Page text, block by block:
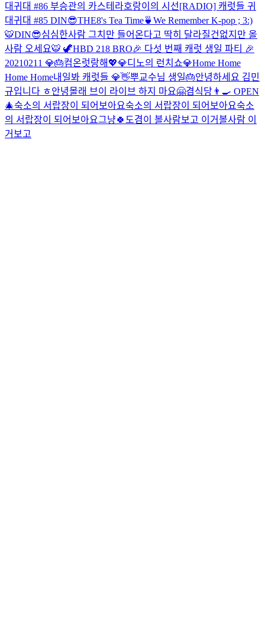
대귀대 #86 부승관의 카스테라호랑이의 시선[RADIO] 캐럿들 귀
대귀대 #85 DIN😎THE8's Tea Time🍵 We Remember K-pop ; 3:)
🐯DIN😎심심한사람 그치만 들어온다고 딱히 달라질건없지만 올
사람 오세요🐯 🦖HBD 218 BRO🎉 다섯 번째 캐럿 생일 파티 🎉
20210211 💎🎂컴온럿랑해💖💎디노의 런치쇼💎Home Home
Home Home내일봐 캐럿들 💎👋뿌교수님 생일🎂안녕하세요 김민
규입니다 ㅎ안녕몰래 브이 라이브 하지 마요🤗겸식당👨‍🍳 OPEN
🎄숙소의 서랍장이 되어보아요숙소의 서랍장이 되어보아요숙소
의 서랍장이 되어보아요그냥🍀 도겸이 볼사람보고 이거볼사람 이
거보고